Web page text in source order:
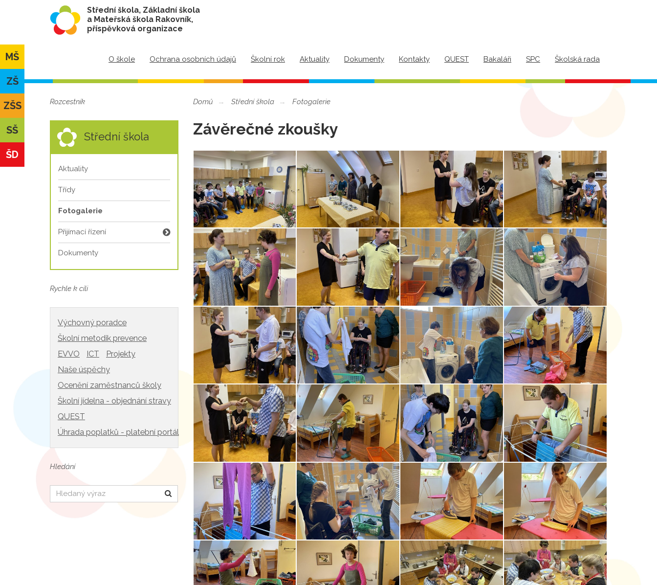
Střední škola, Základní škola
a Mateřská škola Rakovník,
příspěvková organizace
O škole Ochrana osobních údajů Školní rok Aktuality Dokumenty Kontakty QUEST Bakaláři SPC Školská rada
MŠ
ZŠ
ZŠS
SŠ
ŠD
Rozcestník
Střední škola
Aktuality
Třídy
Fotogalerie
Přijímací řízení
Dokumenty
Rychle k cíli
Výchovný poradce
Školní metodik prevence
EVVO
ICT
Projekty
Naše úspěchy
Ocenění zaměstnanců školy
Školní jídelna - objednání stravy
QUEST
Úhrada poplatků - platební portál
Hledání
Hledat
Domů Střední škola Fotogalerie
Závěrečné zkoušky